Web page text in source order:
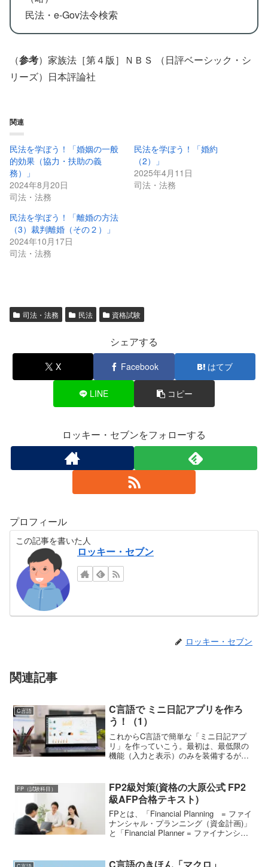
民法・e-Gov法令検索
（参考）家族法［第４版］ＮＢＳ （日評ベーシック・シ
リーズ）日本評論社
関連
民法を学ぼう！「婚姻の一般
的効果（協力・扶助の義
務）」
2024年8月20日
司法・法務
民法を学ぼう！「婚約
（2）」
2025年4月11日
司法・法務
民法を学ぼう！「離婚の方法
（3）裁判離婚（その２）」
2024年10月17日
司法・法務
司法・法務 民法 資格試験
シェアする
X Facebook はてブ
LINE コピー
ロッキー・セブンをフォローする
プロフィール
この記事を書いた人
ロッキー・セブン
ロッキー・セブン
関連記事
C言語
C言語で ミニ日記アプリを作ろ
う！（1）
これからC言語で簡単な「ミニ日記アプ
リ」を作っていこう。最初は、最低限の
機能（入力と表示）のみを装備するが、
の日時を取得（time.hを使用）する。日
記内容と日時をファ...
FP（試験科目）
FP2級対策(資格の大原公式 FP2
級AFP合格テキスト)
FPとは、「Financial Planning = ファイ
ナンシャル・プランニング（資金計画)」
と「Financial Planner = ファイナンシャ
案する職業：...
C言語のきほん「マクロ」